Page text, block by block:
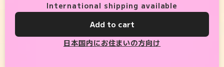
International shipping available
Add to cart
日本国内にお住まいの方向け